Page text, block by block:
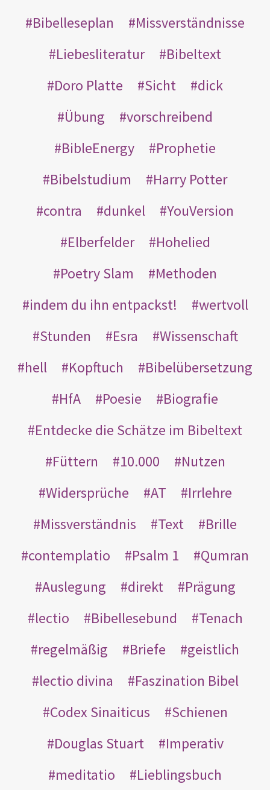
Bibelleseplan
Missverständnisse
Liebesliteratur
Bibeltext
Doro Platte
Sicht
dick
Übung
vorschreibend
BibleEnergy
Prophetie
Bibelstudium
Harry Potter
contra
dunkel
YouVersion
Elberfelder
Hohelied
Poetry Slam
Methoden
indem du ihn entpackst!
wertvoll
Stunden
Esra
Wissenschaft
hell
Kopftuch
Bibelübersetzung
HfA
Poesie
Biografie
Entdecke die Schätze im Bibeltext
Füttern
10.000
Nutzen
Widersprüche
AT
Irrlehre
Missverständnis
Text
Brille
contemplatio
Psalm 1
Qumran
Auslegung
direkt
Prägung
lectio
Bibellesebund
Tenach
regelmäßig
Briefe
geistlich
lectio divina
Faszination Bibel
Codex Sinaiticus
Schienen
Douglas Stuart
Imperativ
meditatio
Lieblingsbuch